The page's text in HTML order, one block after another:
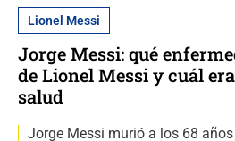
Lionel Messi
Jorge Messi: qué
de Lionel Messi y cuál
salud
Jorge Messi murió a los 68